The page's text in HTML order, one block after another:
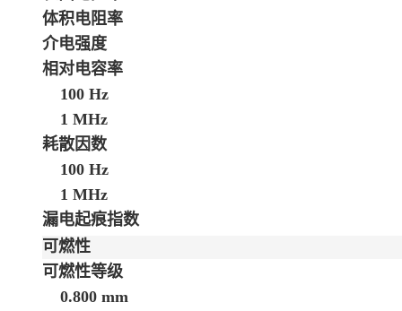
体积电阻率
介电强度
相对电容率
100 Hz
1 MHz
耗散因数
100 Hz
1 MHz
漏电起痕指数
可燃性
可燃性等级
0.800 mm